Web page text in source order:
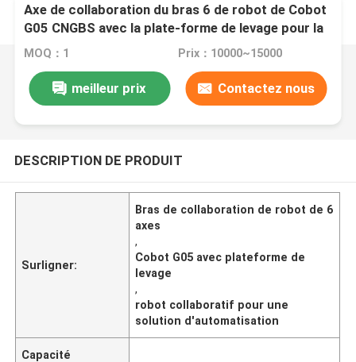
Axe de collaboration du bras 6 de robot de Cobot
G05 CNGBS avec la plate-forme de levage pour la
solution d'automation
MOQ：1 Prix：10000~15000
meilleur prix Contactez nous
DESCRIPTION DE PRODUIT
Surligner:
Bras de collaboration de robot de 6
axes
,
Cobot G05 avec plateforme de
levage
,
robot collaboratif pour une
solution d'automatisation
Capacité